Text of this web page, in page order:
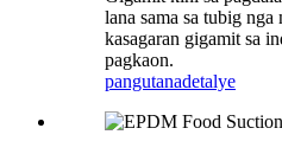
lana sama sa tubig
kasagaran gigamit sa
pagkaon.
pangutanadetalye